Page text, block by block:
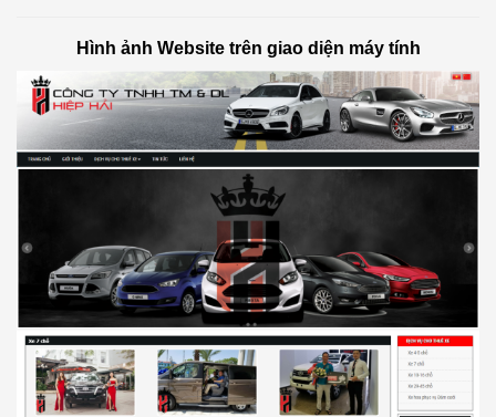
Hình ảnh Website trên giao diện máy tính